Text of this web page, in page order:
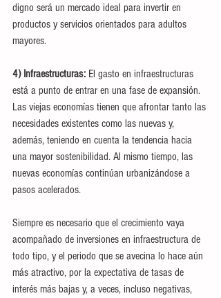
digno será un mercado ideal para invertir en
productos y servicios orientados para adultos
mayores.
4) Infraestructuras: El gasto en infraestructuras
está a punto de entrar en una fase de expansión.
Las viejas economías tienen que afrontar tanto las
necesidades existentes como las nuevas y,
además, teniendo en cuenta la tendencia hacia
una mayor sostenibilidad. Al mismo tiempo, las
nuevas economías continúan urbanizándose a
pasos acelerados.
Siempre es necesario que el crecimiento vaya
acompañado de inversiones en infraestructura de
todo tipo, y el periodo que se avecina lo hace aún
más atractivo, por la expectativa de tasas de
interés más bajas y, a veces, incluso negativas,